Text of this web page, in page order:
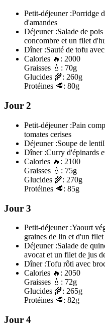
Petit-déjeuner :Porridge
d'amandes
Déjeuner :Salade de
concombre et un filet
Dîner :Sauté de tofu
Calories 🔥: 2000
Graisses 💧: 70g
Glucides 🌾: 260g
Protéines 🥩: 80g
Jour 2
Petit-déjeuner :Pain
tomates cerises
Déjeuner :Soupe de
Dîner :Curry d'épinards
Calories 🔥: 2100
Graisses 💧: 75g
Glucides 🌾: 270g
Protéines 🥩: 85g
Jour 3
Petit-déjeuner :Yaourt
graines de lin et d'un
Déjeuner :Salade de
avocat et un filet de jus
Dîner :Tofu rôti avec
Calories 🔥: 2050
Graisses 💧: 72g
Glucides 🌾: 265g
Protéines 🥩: 82g
Jour 4